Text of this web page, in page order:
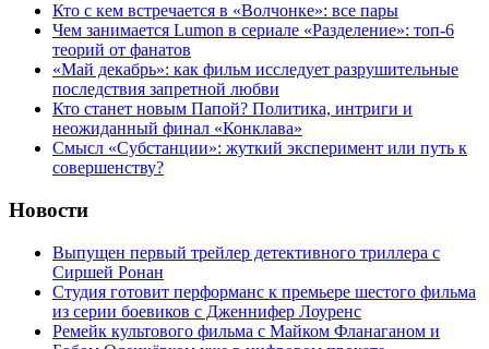
Кто с кем встречается в «Волчонке»: все пары
Чем занимается Lumon в сериале «Разделение»: топ-6
теорий от фанатов
«Май декабрь»: как фильм исследует разрушительные
последствия запретной любви
Кто станет новым Папой? Политика, интриги и
неожиданный финал «Конклава»
Cмысл «Субстанции»: жуткий эксперимент или путь к
совершенству?
Новости
Выпущен первый трейлер детективного триллера с
Сиршей Ронан
Студия готовит перформанс к премьере шестого фильма
из серии боевиков с Дженнифер Лоуренс
Ремейк культового фильма с Майком Фланаганом и